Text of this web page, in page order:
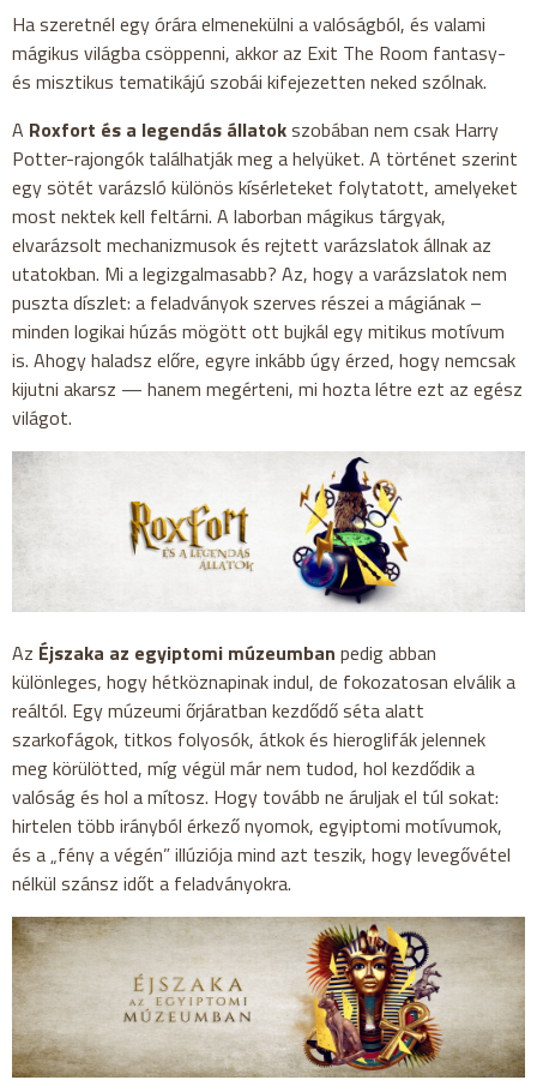
Ha szeretnél egy órára elmenekülni a valóságból, és valami
mágikus világba csöppenni, akkor az Exit The Room fantasy-
és misztikus tematikájú szobái kifejezetten neked szólnak.
A Roxfort és a legendás állatokszobában nem csak Harry
Potter-rajongók találhatják meg a helyüket. A történet szerint
egy sötét varázsló különös kísérleteket folytatott, amelyeket
most nektek kell feltárni. A laborban mágikus tárgyak,
elvarázsolt mechanizmusok és rejtett varázslatok állnak az
utatokban. Mi a legizgalmasabb? Az, hogy a varázslatok nem
puszta díszlet: a feladványok szerves részei a mágiának –
minden logikai húzás mögött ott bujkál egy mitikus motívum
is. Ahogy haladsz előre, egyre inkább úgy érzed, hogy nemcsak
kijutni akarsz — hanem megérteni, mi hozta létre ezt az egész
világot.
Az Éjszaka az egyiptomi múzeumban pedig abban
különleges, hogy hétköznapinak indul, de fokozatosan elválik a
reáltól. Egy múzeumi őrjáratban kezdődő séta alatt
szarkofágok, titkos folyosók, átkok és hieroglifák jelennek
meg körülötted, míg végül már nem tudod, hol kezdődik a
valóság és hol a mítosz. Hogy tovább ne áruljak el túl sokat:
hirtelen több irányból érkező nyomok, egyiptomi motívumok,
és a „fény a végén” illúziója mind azt teszik, hogy levegővétel
nélkül szánsz időt a feladványokra.